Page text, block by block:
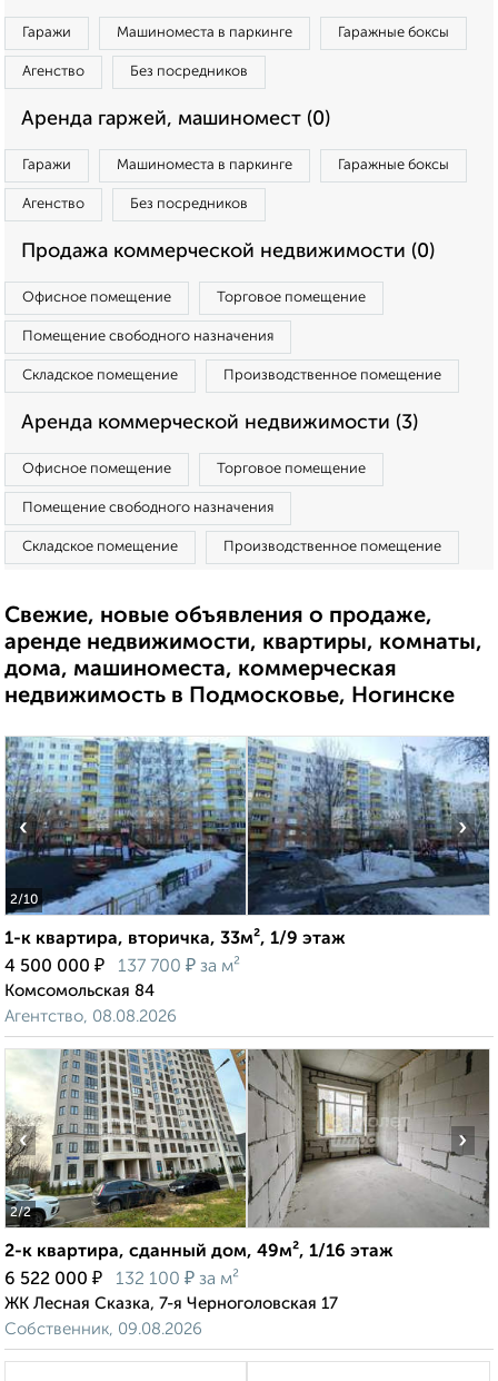
Гаражи Машиноместа в паркинге Гаражные боксы
Агенство Без посредников
Аренда гаржей, машиномест (0)
Гаражи Машиноместа в паркинге Гаражные боксы
Агенство Без посредников
Продажа коммерческой недвижимости (0)
Офисное помещение Торговое помещение
Помещение свободного назначения
Складское помещение Производственное помещение
Аренда коммерческой недвижимости (3)
Офисное помещение Торговое помещение
Помещение свободного назначения
Складское помещение Производственное помещение
Свежие, новые объявления о продаже,
аренде недвижимости, квартиры, комнаты,
дома, машиноместа, коммерческая
недвижимость в Подмосковье, Ногинске
2/10
‹ ›
1-к квартира, вторичка, 33м², 1/9 этаж
4 500 000 ₽ 137 700 ₽ за м²
Комсомольская 84
Агентство, 08.08.2026
2/2
‹ ›
2-к квартира, сданный дом, 49м², 1/16 этаж
6 522 000 ₽ 132 100 ₽ за м²
ЖК Лесная Сказка, 7-я Черноголовская 17
Собственник, 09.08.2026